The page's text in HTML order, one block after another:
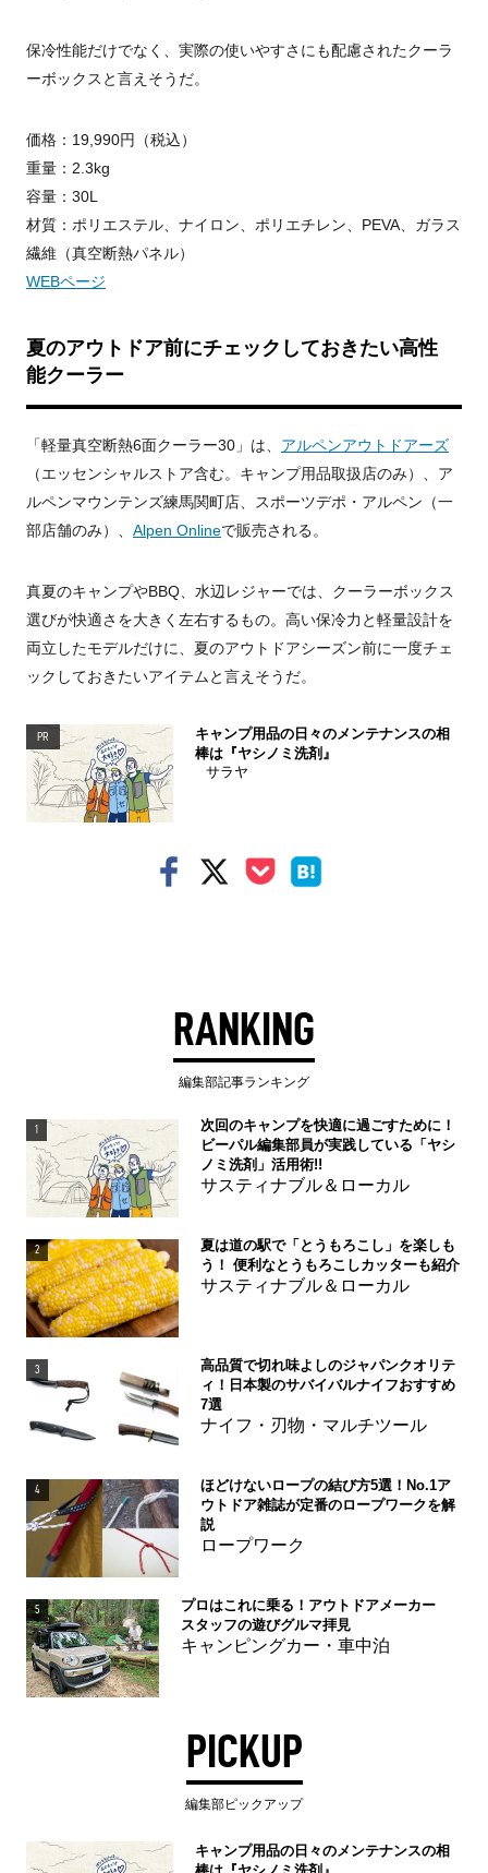
保冷性能だけでなく、実際の使いやすさにも配慮されたクーラ
ーボックスと言えそうだ。
価格：19,990円（税込）
重量：2.3kg
容量：30L
材質：ポリエステル、ナイロン、ポリエチレン、PEVA、ガラス
繊維（真空断熱パネル）
WEBページ
夏のアウトドア前にチェックしておきたい高性
能クーラー
「軽量真空断熱6面クーラー30」は、 アルペンアウトドアーズ
（エッセンシャルストア含む。キャンプ用品取扱店のみ）、ア
ルペンマウンテンズ練馬関町店、スポーツデポ・アルペン（一
部店舗のみ）、 Alpen Onlineで販売される。
真夏のキャンプやBBQ、水辺レジャーでは、クーラーボックス
選びが快適さを大きく左右するもの。高い保冷力と軽量設計を
両立したモデルだけに、夏のアウトドアシーズン前に一度チェ
ックしておきたいアイテムと言えそうだ。
PR
キャンプ用品の日々のメンテナンスの相
棒は『ヤシノミ洗剤』
サラヤ
RANKING
編集部記事ランキング
1
次回のキャンプを快適に過ごすために！
ビーパル編集部員が実践している「ヤシ
ノミ洗剤」活用術!!
サスティナブル＆ローカル
2
夏は道の駅で「とうもろこし」を楽しも
う！ 便利なとうもろこしカッターも紹介
サスティナブル＆ローカル
3
高品質で切れ味よしのジャパンクオリテ
ィ！日本製のサバイバルナイフおすすめ
7選
ナイフ・刃物・マルチツール
4
ほどけないロープの結び方5選！No.1ア
ウトドア雑誌が定番のロープワークを解
説
ロープワーク
5
プロはこれに乗る！アウトドアメーカー
スタッフの遊びグルマ拝見
キャンピングカー・車中泊
PICKUP
編集部ピックアップ
キャンプ用品の日々のメンテナンスの相